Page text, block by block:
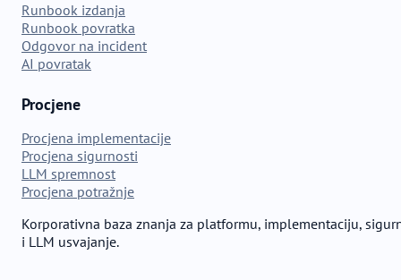
Runbook izdanja
Runbook povratka
Odgovor na incident
AI povratak
Procjene
Procjena implementacije
Procjena sigurnosti
LLM spremnost
Procjena potražnje
Korporativna baza znanja za platformu, implementaciju,
i LLM usvajanje.